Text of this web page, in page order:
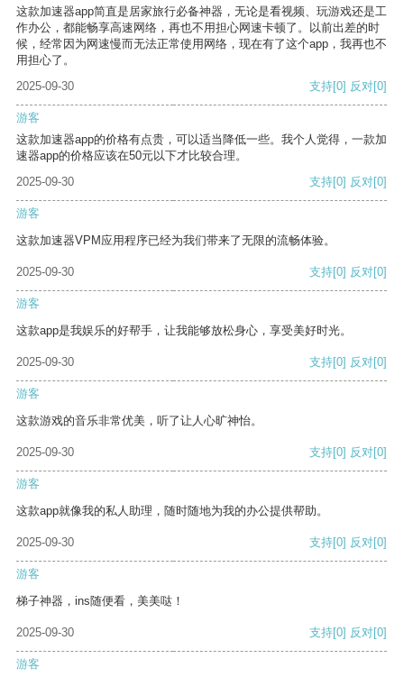
这款加速器app简直是居家旅行必备神器，无论是看视频、玩游戏还是工
作办公，都能畅享高速网络，再也不用担心网速卡顿了。以前出差的时
候，经常因为网速慢而无法正常使用网络，现在有了这个app，我再也不
用担心了。
2025-09-30
支持[0] 反对[0]
游客
这款加速器app的价格有点贵，可以适当降低一些。我个人觉得，一款加
速器app的价格应该在50元以下才比较合理。
2025-09-30
支持[0] 反对[0]
游客
这款加速器VPM应用程序已经为我们带来了无限的流畅体验。
2025-09-30 支持[0] 反对[0]
游客
这款app是我娱乐的好帮手，让我能够放松身心，享受美好时光。
2025-09-30 支持[0] 反对[0]
游客
这款游戏的音乐非常优美，听了让人心旷神怡。
2025-09-30 支持[0] 反对[0]
游客
这款app就像我的私人助理，随时随地为我的办公提供帮助。
2025-09-30 支持[0] 反对[0]
游客
梯子神器，ins随便看，美美哒！
2025-09-30 支持[0] 反对[0]
游客